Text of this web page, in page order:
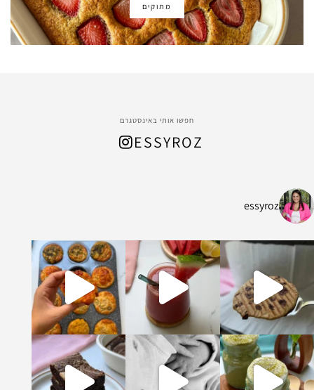
מתוקים
חפשו אותי באינסטגרם
ESSYROZ
essyroz
החום המתקרב, הכנתי
ושיבולת שועל עשיר ומהמם שמתאים לארוח
וברוכה שיש בעולם
וקקאו מופלא ונימוח והכי אבל הכי טעים